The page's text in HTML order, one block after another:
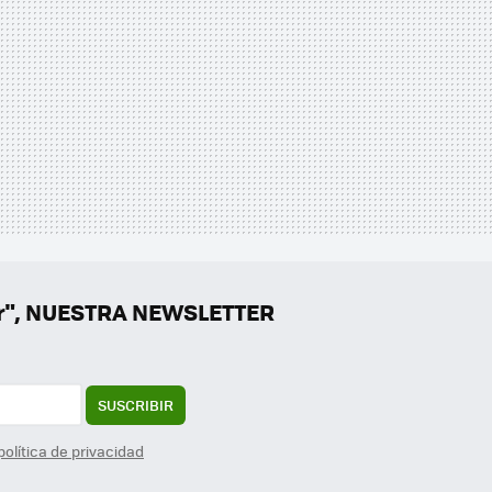
NEWSLETTER
SUSCRIBIR
de privacidad